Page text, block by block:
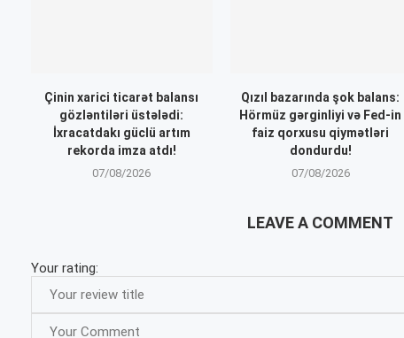
Çinin xarici ticarət balansı
gözləntiləri üstələdi:
İxracatdakı güclü artım
rekorda imza atdı!
07/08/2026
Qızıl bazarında şok balans:
Hörmüz gərginliyi və Fed-in
faiz qorxusu qiymətləri
dondurdu!
07/08/2026
LEAVE A COMMENT
Your rating: